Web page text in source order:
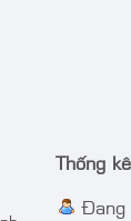
Thống
Đang